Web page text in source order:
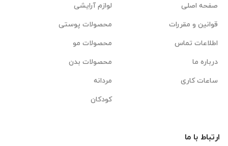
صفحه اصلی
قوانین و مقررات
اطلاعات تماس
درباره ما
ساعات کاری
لوازم آرایشی
محصولات پوستی
محصولات مو
محصولات بدن
مردانه
کودکان
ارتباط با ما